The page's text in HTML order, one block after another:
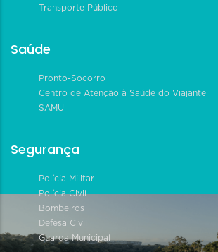
Transporte Público
Saúde
Pronto-Socorro
Centro de Atenção à Saúde do Viajante
SAMU
Segurança
Polícia Militar
Polícia Civil
Bombeiros
Defesa Civil
Guarda Municipal